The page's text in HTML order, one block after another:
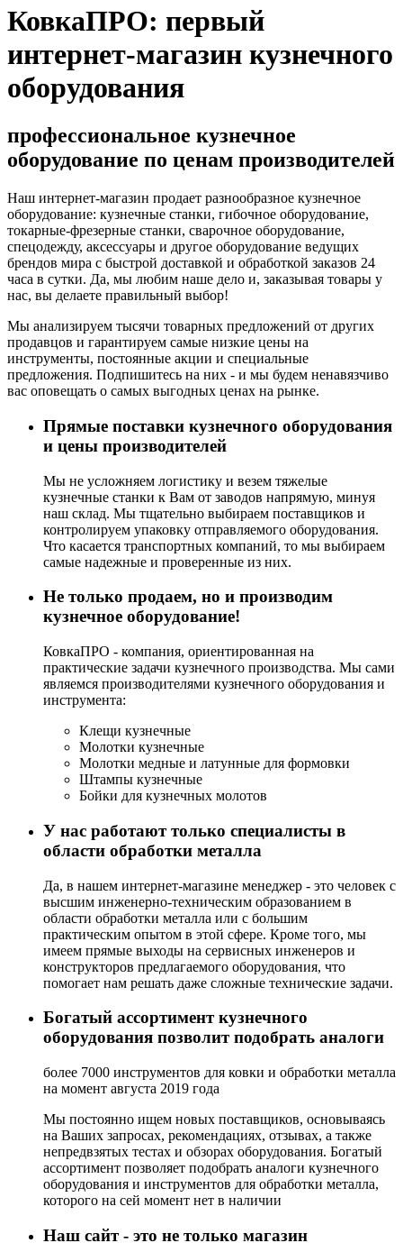
КовкаПРО: первый
интернет-магазин кузнечного
оборудования
профессиональное кузнечное
оборудование по ценам производителей
Наш интернет-магазин продает разнообразное кузнечное
оборудование: кузнечные станки, гибочное оборудование,
токарные-фрезерные станки, сварочное оборудование,
спецодежду, аксессуары и другое оборудование ведущих
брендов мира с быстрой доставкой и обработкой заказов 24
часа в сутки. Да, мы любим наше дело и, заказывая товары у
нас, вы делаете правильный выбор!
Мы анализируем тысячи товарных предложений от других
продавцов и гарантируем самые низкие цены на
инструменты, постоянные акции и специальные
предложения. Подпишитесь на них - и мы будем ненавязчиво
вас оповещать о самых выгодных ценах на рынке.
Прямые поставки кузнечного оборудования
и цены производителей
Мы не усложняем логистику и везем тяжелые
кузнечные станки к Вам от заводов напрямую, минуя
наш склад. Мы тщательно выбираем поставщиков и
контролируем упаковку отправляемого оборудования.
Что касается транспортных компаний, то мы выбираем
самые надежные и проверенные из них.
Не только продаем, но и производим
кузнечное оборудование!
КовкаПРО - компания, ориентированная на
практические задачи кузнечного производства. Мы сами
являемся производителями кузнечного оборудования и
инструмента:
Клещи кузнечные
Молотки кузнечные
Молотки медные и латунные для формовки
Штампы кузнечные
Бойки для кузнечных молотов
У нас работают только специалисты в
области обработки металла
Да, в нашем интернет-магазине менеджер - это человек с
высшим инженерно-техническим образованием в
области обработки металла или с большим
практическим опытом в этой сфере. Кроме того, мы
имеем прямые выходы на сервисных инженеров и
конструкторов предлагаемого оборудования, что
помогает нам решать даже сложные технические задачи.
Богатый ассортимент кузнечного
оборудования позволит подобрать аналоги
более 7000 инструментов для ковки и обработки металла
на момент августа 2019 года
Мы постоянно ищем новых поставщиков, основываясь
на Ваших запросах, рекомендациях, отзывах, а также
непредвзятых тестах и обзорах оборудования. Богатый
ассортимент позволяет подобрать аналоги кузнечного
оборудования и инструментов для обработки металла,
которого на сей момент нет в наличии
Наш сайт - это не только магазин